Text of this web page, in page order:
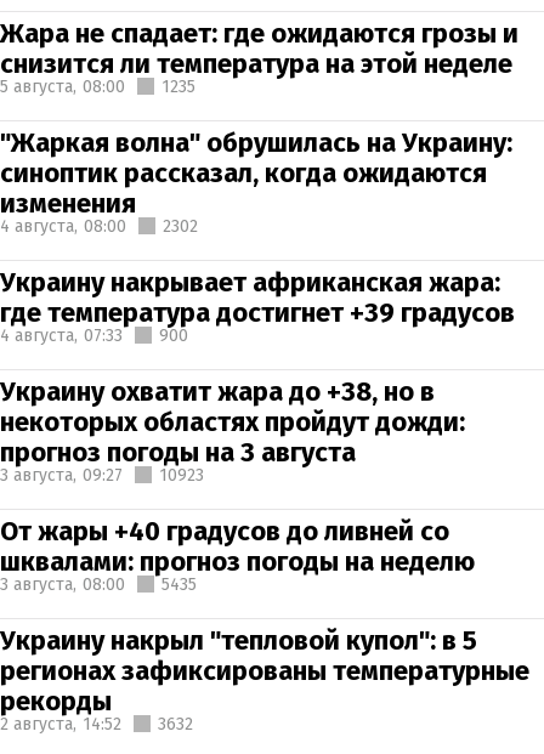
Жара не спадает: где ожидаются грозы и
снизится ли температура на этой неделе
5 августа, 08:00 1235
"Жаркая волна" обрушилась на Украину:
синоптик рассказал, когда ожидаются
изменения
4 августа, 08:00 2302
Украину накрывает африканская жара:
где температура достигнет +39 градусов
4 августа, 07:33 900
Украину охватит жара до +38, но в
некоторых областях пройдут дожди:
прогноз погоды на 3 августа
3 августа, 09:27 10923
От жары +40 градусов до ливней со
шквалами: прогноз погоды на неделю
3 августа, 08:00 5435
Украину накрыл "тепловой купол": в 5
регионах зафиксированы температурные
рекорды
2 августа, 14:52 3632